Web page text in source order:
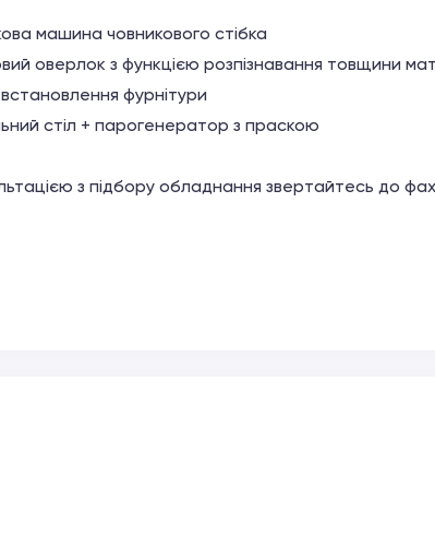
машина човникового стібка
оверлок з функцією розпізнавання товщини
фурнітури
стіл + парогенератор з праскою
з підбору обладнання звертайтесь до